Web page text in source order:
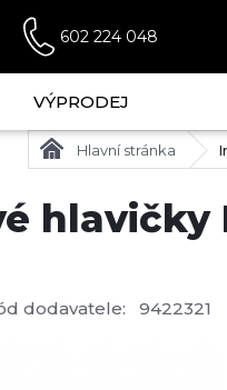
602 224 048
VÝPRODEJ
Hlavní stránka
hlavičky
dodavatele: 9422321